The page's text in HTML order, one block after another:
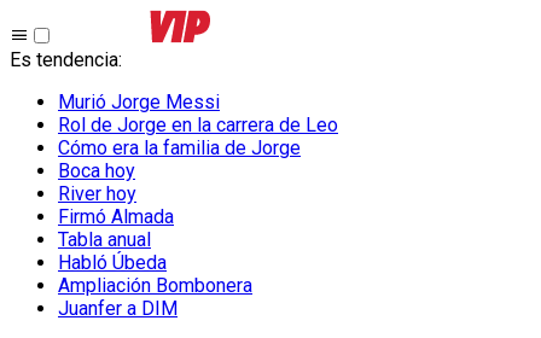
Es tendencia:
Murió Jorge Messi
Rol de Jorge en la carrera de Leo
Cómo era la familia de Jorge
Boca hoy
River hoy
Firmó Almada
Tabla anual
Habló Úbeda
Ampliación Bombonera
Juanfer a DIM